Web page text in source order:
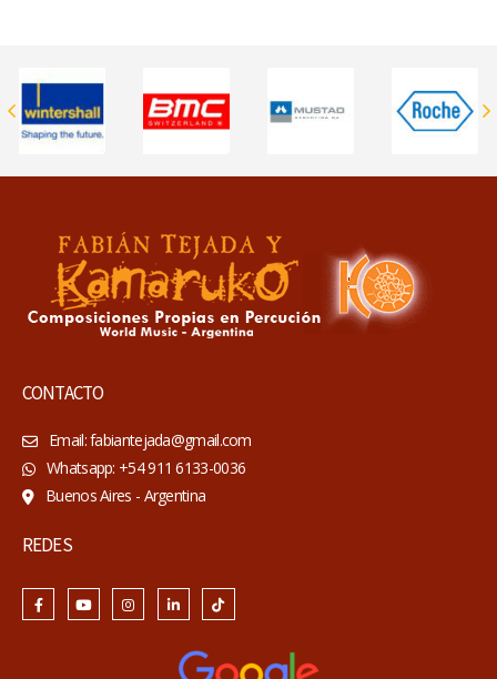
CONTACTO
Whatsapp: +54 911 6133-0036
REDES